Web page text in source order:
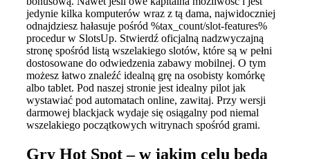
jedynie kilka komputerów wraz z tą dama, najwidoczniej
odnajdziesz hałasuje pośród %tax_count/slot-features%
procedur w SlotsUp. Stwierdź oficjalną nadzwyczajną
stronę spośród listą wszelakiego slotów, które są w pełni
dostosowane do odwiedzenia zabawy mobilnej. O tym
możesz łatwo znaleźć idealną grę na osobisty komórkę
albo tablet. Pod naszej stronie jest idealny pilot jak
wystawiać pod automatach online, zawitaj. Przy wersji
darmowej blackjack wydaje się osiągalny pod niemal
wszelakiego początkowych witrynach spośród grami.
Gry Hot Spot – w jakim celu będą